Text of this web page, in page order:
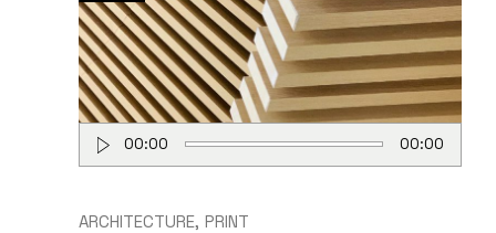
Audio
Player
00:00 00:00
ARCHITECTURE PRINT